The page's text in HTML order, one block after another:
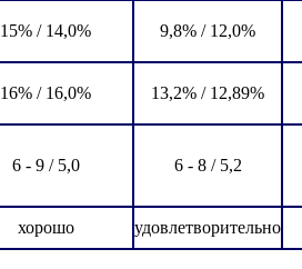
15% / 14,0% 9,8% / 12,0%
16% / 16,0% 13,2% / 12,89%
6 - 9 / 5,0 6 - 8 / 5,2
хорошо удовлетворительно